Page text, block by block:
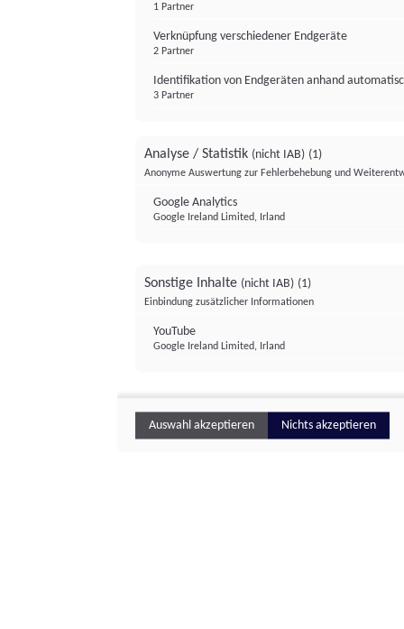
1 Partner
Verknüpfung verschiedener Endgeräte
2 Partner
Identifikation von Endgeräten anhand
3 Partner
Analyse / Statistik (nicht IAB) (1)
Anonyme Auswertung zur Fehlerbehebung und
Google Analytics
Google Ireland Limited, Irland
Sonstige Inhalte (nicht IAB) (1)
Einbindung zusätzlicher Informationen
YouTube
Google Ireland Limited, Irland
Auswahl akzeptieren Nichts akzeptieren